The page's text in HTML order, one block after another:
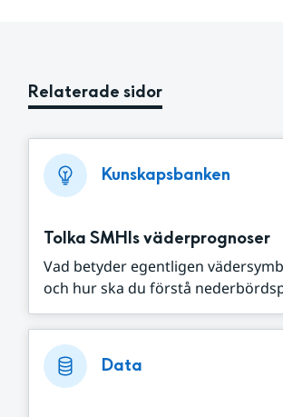
Relaterade sidor
Kunskapsbanken
Tolka SMHIs väderprognoser
Vad betyder egentligen
och hur ska du förstå
Data